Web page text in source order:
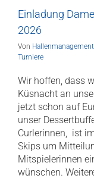
Einladung
2026
Von Hallenmanagement
Turniere
Wir hoffen, dass
Küsnacht an
jetzt schon auf
unser
Curlerinnen, ist
Skips um
Mitspielerinnen
wünschen.